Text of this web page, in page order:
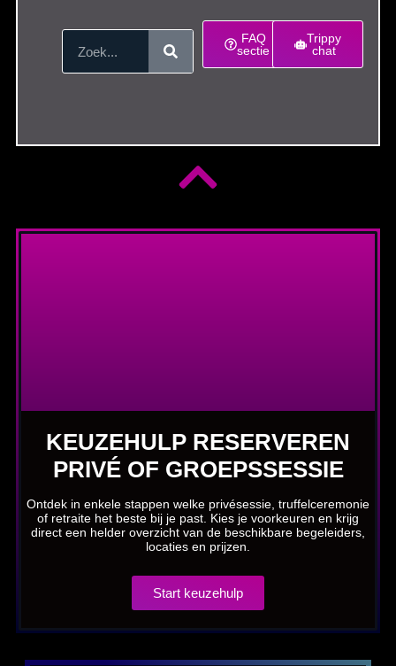
FAQ
sectie
Trippy
chat
KEUZEHULP RESERVEREN
PRIVÉ OF GROEPSSESSIE
Ontdek in enkele stappen welke privésessie, truffelceremonie
of retraite het beste bij je past. Kies je voorkeuren en krijg
direct een helder overzicht van de beschikbare begeleiders,
locaties en prijzen.
Start keuzehulp